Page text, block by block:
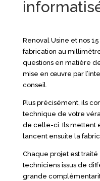
Renoval Usine et nos
fabrication au
questions en matière
mise en œuvre par
conseil.
Plus précisément, ils
technique de votre
de celle-ci. Ils mettent
lancent ensuite la
Chaque projet est traité
techniciens issus de
grande